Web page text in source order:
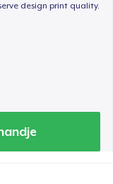
design print quality.